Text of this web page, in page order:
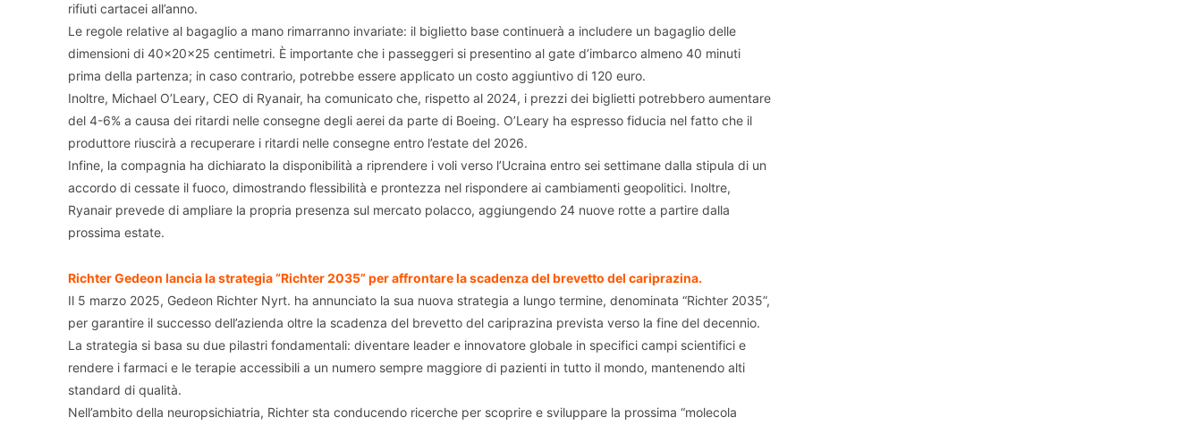
rifiuti cartacei all’anno.​
Le regole relative al bagaglio a mano rimarranno invariate: il biglietto base continuerà a includere un bagaglio delle
dimensioni di 40×20×25 centimetri. È importante che i passeggeri si presentino al gate d’imbarco almeno 40 minuti
prima della partenza; in caso contrario, potrebbe essere applicato un costo aggiuntivo di 120 euro.​
Inoltre, Michael O’Leary, CEO di Ryanair, ha comunicato che, rispetto al 2024, i prezzi dei biglietti potrebbero aumentare
del 4-6% a causa dei ritardi nelle consegne degli aerei da parte di Boeing. O’Leary ha espresso fiducia nel fatto che il
produttore riuscirà a recuperare i ritardi nelle consegne entro l’estate del 2026.​
Infine, la compagnia ha dichiarato la disponibilità a riprendere i voli verso l’Ucraina entro sei settimane dalla stipula di un
accordo di cessate il fuoco, dimostrando flessibilità e prontezza nel rispondere ai cambiamenti geopolitici. Inoltre,
Ryanair prevede di ampliare la propria presenza sul mercato polacco, aggiungendo 24 nuove rotte a partire dalla
prossima estate.
Richter Gedeon lancia la strategia “Richter 2035” per affrontare la scadenza del brevetto del cariprazina.
Il 5 marzo 2025, Gedeon Richter Nyrt. ha annunciato la sua nuova strategia a lungo termine, denominata “Richter 2035”,
per garantire il successo dell’azienda oltre la scadenza del brevetto del cariprazina prevista verso la fine del decennio.
La strategia si basa su due pilastri fondamentali: diventare leader e innovatore globale in specifici campi scientifici e
rendere i farmaci e le terapie accessibili a un numero sempre maggiore di pazienti in tutto il mondo, mantenendo alti
standard di qualità.
Nell’ambito della neuropsichiatria, Richter sta conducendo ricerche per scoprire e sviluppare la prossima “molecola